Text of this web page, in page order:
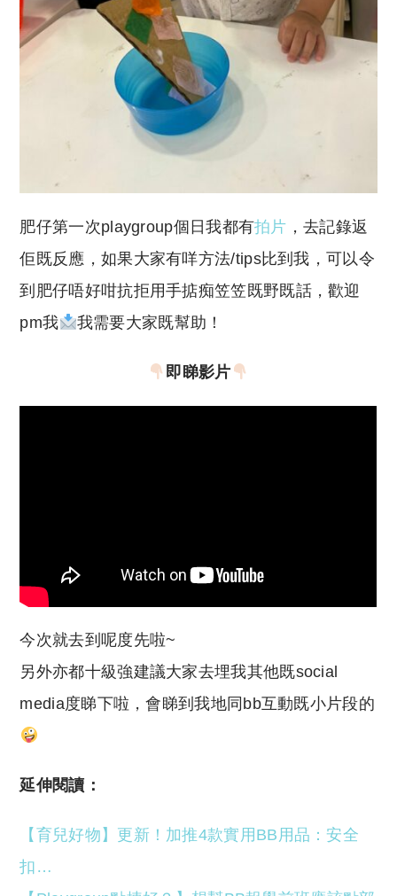
肥仔第一次playgroup個日我都有拍片 ，去記錄返
佢既反應，如果大家有咩方法/tips比到我，可以令
到肥仔唔好咁抗拒用手掂痴笠笠既野既話，歡迎
pm我
我需要大家既幫助！
即睇影片
今次就去到呢度先啦~
另外亦都十級強建議大家去埋我其他既social
media度睇下啦，會睇到我地同bb互動既小片段的
延伸閱讀：
【育兒好物】更新！加推4款實用BB用品：安全
扣…